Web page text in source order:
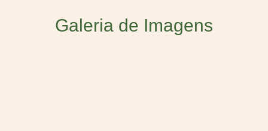
Galeria de Imagens